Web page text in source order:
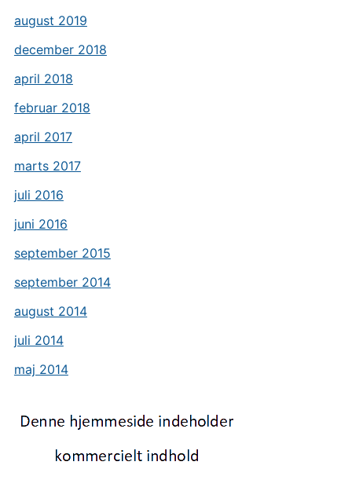
august 2019
december 2018
april 2018
februar 2018
april 2017
marts 2017
juli 2016
juni 2016
september 2015
september 2014
august 2014
juli 2014
maj 2014